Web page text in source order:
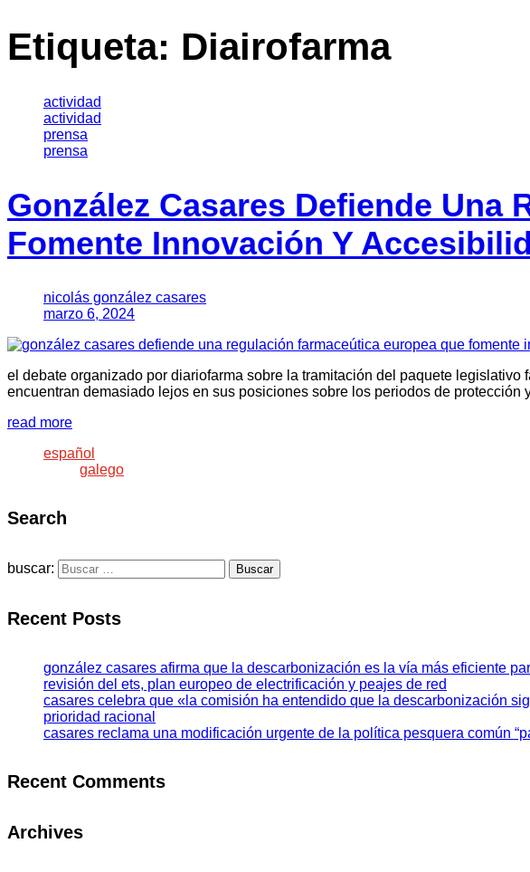
Etiqueta: Diairofarma
actividad
actividad
prensa
prensa
González Casares Defiende Una
Fomente Innovación Y
nicolás gonzález casares
marzo 6, 2024
el debate organizado por diariofarma sobre la tramitación del paquete
encuentran demasiado lejos en sus posiciones sobre los periodos de protección
read more
español
galego
Search
buscar:
Recent Posts
gonzález casares afirma que la descarbonización es la vía más eficiente
revisión del ets, plan europeo de electrificación y peajes de red
casares celebra que «la comisión ha entendido que la descarbonización
prioridad racional
casares reclama una modificación urgente de la política pesquera común
Recent Comments
Archives